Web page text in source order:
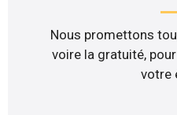
Nous promettons
voire la gratuité,
votre